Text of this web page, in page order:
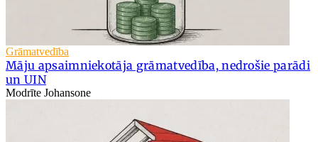
Grāmatvedība
Māju apsaimniekotāja grāmatvedība, nedrošie parādi
un UIN
Modrīte Johansone